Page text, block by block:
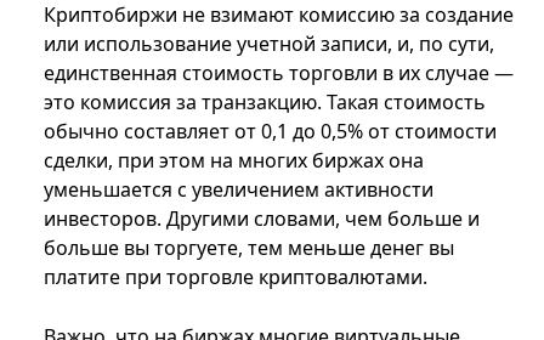
Криптобиржи не взимают комиссию за создание
или использование учетной записи, и, по сути,
единственная стоимость торговли в их случае —
это комиссия за транзакцию. Такая стоимость
обычно составляет от 0,1 до 0,5% от стоимости
сделки, при этом на многих биржах она
уменьшается с увеличением активности
инвесторов. Другими словами, чем больше и
больше вы торгуете, тем меньше денег вы
платите при торговле криптовалютами.